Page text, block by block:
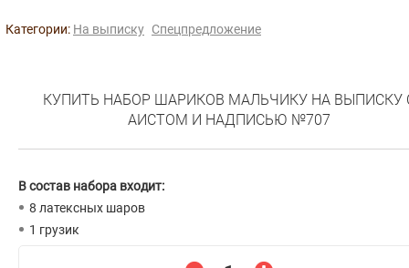
Категории: На выписку Спецпредложение
КУПИТЬ НАБОР ШАРИКОВ МАЛЬЧИКУ НА ВЫПИСКУ
АИСТОМ И НАДПИСЬЮ №707
В состав набора входит:
8 латексных шаров
1 грузик